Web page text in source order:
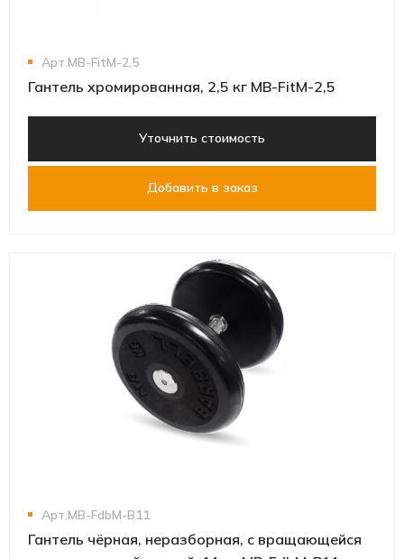
Арт.MB-FitM-2,5
Гантель хромированная, 2,5 кг MB-FitM-2,5
Уточнить стоимость
Добавить в заказ
Арт.MB-FdbM-B11
Гантель чёрная, неразборная, с вращающейся